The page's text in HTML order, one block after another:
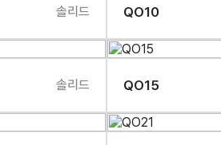
솔리드 QO10
솔리드 QO15